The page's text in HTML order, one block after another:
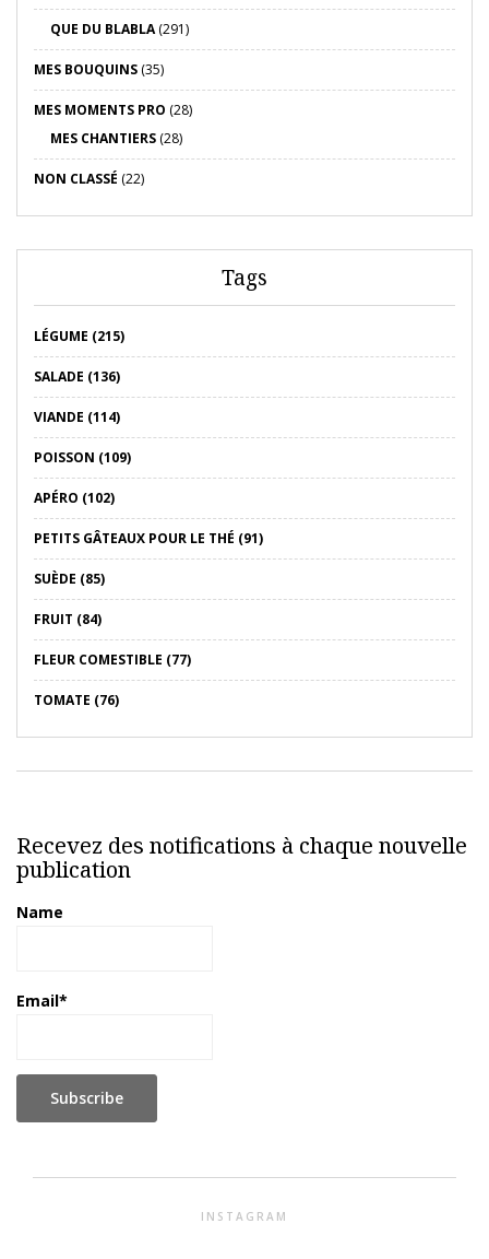
QUE DU BLABLA(291)
MES BOUQUINS (35)
MES MOMENTS PRO (28)
MES CHANTIERS (28)
NON CLASSÉ (22)
Tags
LÉGUME (215)
SALADE (136)
VIANDE (114)
POISSON (109)
APÉRO (102)
PETITS GÂTEAUX POUR LE THÉ (91)
SUÈDE (85)
FRUIT (84)
FLEUR COMESTIBLE (77)
TOMATE (76)
Recevez des notifications à chaque nouvelle
publication
Name
Email*
INSTAGRAM